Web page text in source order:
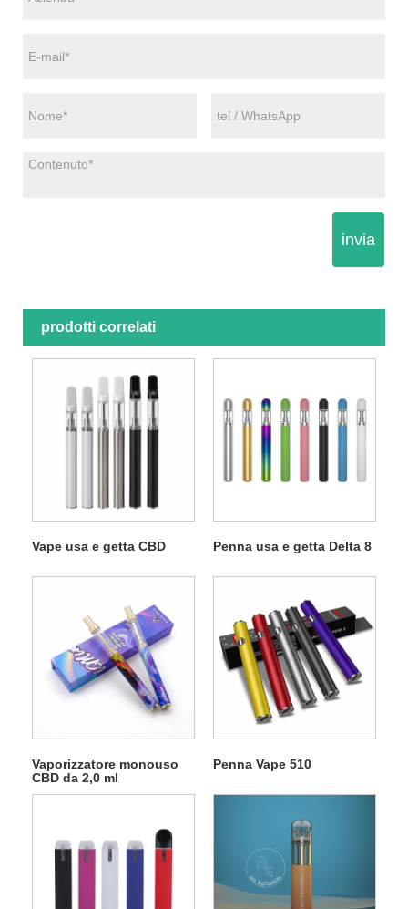
invia
prodotti correlati
Vape usa e getta CBD Penna usa e getta Delta 8
Vaporizzatore monouso
CBD da 2,0 ml
Penna Vape 510